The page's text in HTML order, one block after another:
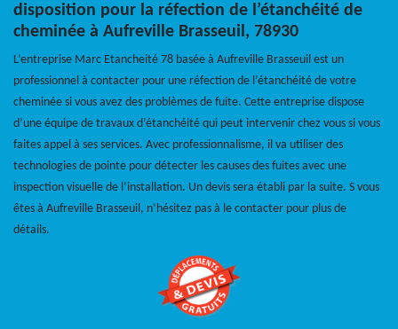
disposition pour la réfection de l’étanchéité de
cheminée à Aufreville Brasseuil, 78930
L’entreprise Marc Etancheité 78 basée à Aufreville Brasseuil est un
professionnel à contacter pour une réfection de l’étanchéité de votre
cheminée si vous avez des problèmes de fuite. Cette entreprise dispose
d’une équipe de travaux d’étanchéité qui peut intervenir chez vous si vous
faites appel à ses services. Avec professionnalisme, il va utiliser des
technologies de pointe pour détecter les causes des fuites avec une
inspection visuelle de l’installation. Un devis sera établi par la suite. S vous
êtes à Aufreville Brasseuil, n’hésitez pas à le contacter pour plus de
détails.